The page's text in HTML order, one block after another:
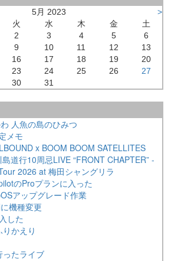
5月 2023
>
火 水 木 金
土
2 3 4 5
6
9 10 11 12
13
16 17 18 19
20
23 24 25 26
27
30 31
人魚の島のひみつ
メモ
x BOOM BOOM SATELLITES
道行10周忌LIVE “FRONT CHAPTER” -
2026 at 梅田シャングリラ
のProプランに入った
アップグレード作業
機種変更
した
かえり
たライブ